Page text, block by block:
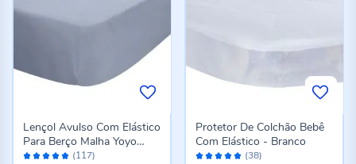
Avaliação: (117)
Lençol Avulso Com Elástico
Para Berço Malha Yoyo
Baby - Cinza Fumaça
Avaliação: (38)
Protetor De Colchão Bebê
Com Elástico - Branco